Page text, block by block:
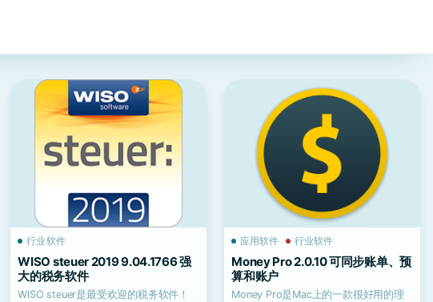
行业软件
WISO steuer 2019 9.04.1766 强
大的税务软件
WISO steuer是最受欢迎的税务软件！
应用软件 行业软件
Money Pro 2.0.10 可同步账单、预
算和账户
Money Pro是Mac上的一款很好用的理